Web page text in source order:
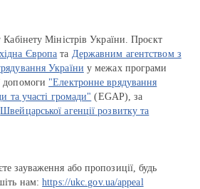
Кабінету Міністрів України. Проєкт
Європа та Державним агентством з
України у межах програми
допомоги "Електронне врядування
та участі громади" (EGAP), за
Швейцарської агенції розвитку та
зауваження або пропозиції, будь
нам:https://ukc.gov.ua/appeal